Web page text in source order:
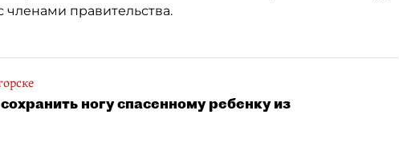
членами правительства.
ногу спасенному ребенку из